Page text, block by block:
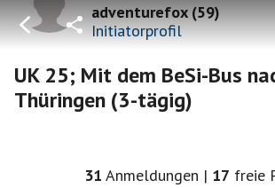
adventurefox(59)
Initiatorprofil
UK 25; Mit dem BeSi-Bus
Thüringen (3-tägig)
31 Anmeldungen | 17 freie